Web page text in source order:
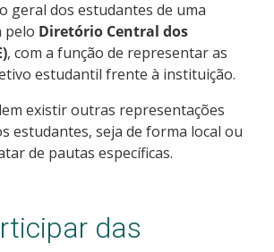
geral dos estudantes de uma
pelo Diretório Central dos
, com a função de representar as
estudantil frente à instituição.
existir outras representações
estudantes, seja de forma local ou
de pautas específicas.
das